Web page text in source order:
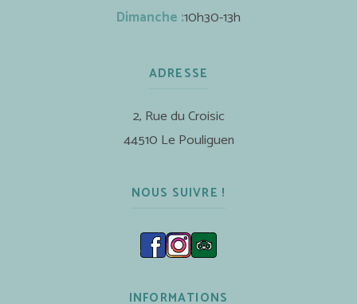
Dimanche :10h30-13h
ADRESSE
2, Rue du Croisic
44510 Le Pouliguen
NOUS SUIVRE !
INFORMATIONS